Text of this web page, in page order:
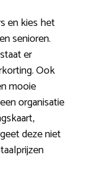
en kies het
senioren.
er
Ook
mooie
organisatie
deze niet